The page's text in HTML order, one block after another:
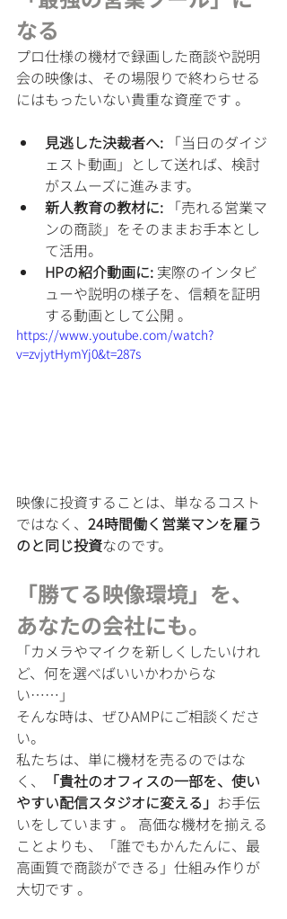
なる
プロ仕様の機材で録画した商談や説明
会の映像は、その場限りで終わらせる
にはもったいない貴重な資産です 。
見逃した決裁者へ: 「当日のダイジ
ェスト動画」として送れば、検討
がスムーズに進みます。
新人教育の教材に: 「売れる営業マ
ンの商談」をそのままお手本とし
て活用。
HPの紹介動画に: 実際のインタビ
ューや説明の様子を、信頼を証明
する動画として公開 。
https://www.youtube.com/watch?
v=zvjytHymYj0&t=287s
映像に投資することは、単なるコスト
ではなく、 24時間働く営業マンを雇う
のと同じ投資なのです。
「勝てる映像環境」を、
あなたの会社にも。
「カメラやマイクを新しくしたいけれ
ど、何を選べばいいかわからな
い……」
そんな時は、ぜひAMPにご相談くださ
い。
私たちは、単に機材を売るのではな
く、
「貴社のオフィスの一部を、使い
やすい配信スタジオに変える」 お手伝
いをしています 。 高価な機材を揃える
ことよりも、「誰でもかんたんに、最
高画質で商談ができる」仕組み作りが
大切です 。